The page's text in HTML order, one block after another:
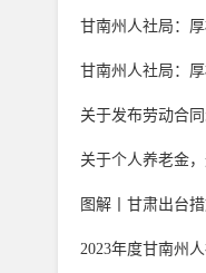
甘南州人社局：
甘南州人社局：
关于发布劳动合
关于个人养老金
图解丨甘肃出台
2023年度甘南州